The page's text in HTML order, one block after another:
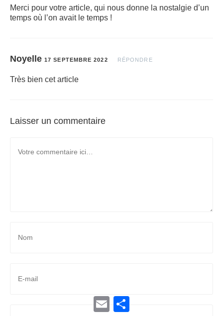
Merci pour votre article, qui nous donne la nostalgie d’un
temps où l’on avait le temps !
Noyelle 17 SEPTEMBRE 2022 RÉPONDRE
Très bien cet article
Laisser un commentaire
E